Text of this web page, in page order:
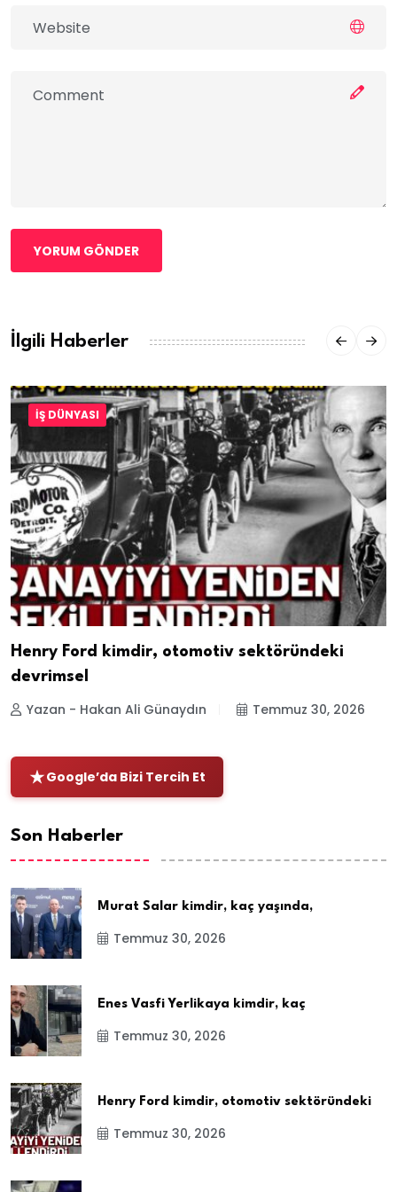
YORUM GÖNDER
İlgili Haberler
İŞ DÜNYASI
Henry Ford kimdir, otomotiv sektöründeki
devrimsel
Yazan - Hakan Ali Günaydın Temmuz 30, 2026
Google’da Bizi Tercih Et
Son Haberler
Murat Salar kimdir, kaç yaşında,
Temmuz 30, 2026
Enes Vasfi Yerlikaya kimdir, kaç
Temmuz 30, 2026
Henry Ford kimdir, otomotiv sektöründeki
Temmuz 30, 2026